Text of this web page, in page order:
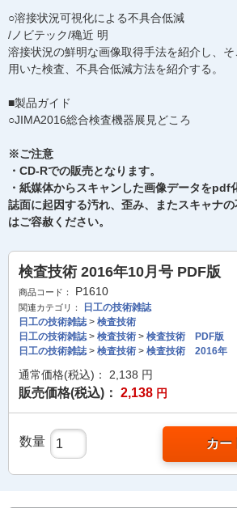
○溶接状況可視化による不具合低減
/ノビテック/穐近 明
溶接状況の鮮明な画像取得手法を紹介し、
用いた検査、不具合低減方法を紹介する。
■製品ガイド
○JIMA2016総合検査機器展見どころ
※ご注意
・CD-Rでの販売となります。
・紙媒体からスキャンした画像データをpdf
誌面に起因する汚れ、歪み、またスキャナ
はご容赦ください。
検査技術 2016年10月号 PDF版
商品コード： P1610
関連カテゴリ：
日工の技術雑誌
日工の技術雑誌> 検査技術
日工の技術雑誌> 検査技術 > 検査技術 PDF版
日工の技術雑誌> 検査技術 > 検査技術 2016年
通常価格(税込)： 2,138 円
販売価格(税込)： 2,138 円
数量 カー